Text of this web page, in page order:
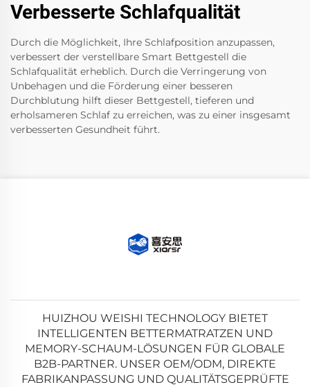
Verbesserte Schlafqualität
Durch die Möglichkeit, Ihre Schlafposition anzupassen,
verbessert der verstellbare Smart Bettgestell die
Schlafqualität erheblich. Durch die Verringerung von
Unbehagen und die Förderung einer besseren
Durchblutung hilft dieser Bettgestell, tieferen und
erholsameren Schlaf zu erreichen, was zu einer insgesamt
verbesserten Gesundheit führt.
HUIZHOU WEISHI TECHNOLOGY BIETET
INTELLIGENTEN BETTERMATRATZEN UND
MEMORY-SCHAUM-LÖSUNGEN FÜR GLOBALE
B2B-PARTNER. UNSER OEM/ODM, DIREKTE
FABRIKANPASSUNG UND QUALITÄTSGEPRÜFTE